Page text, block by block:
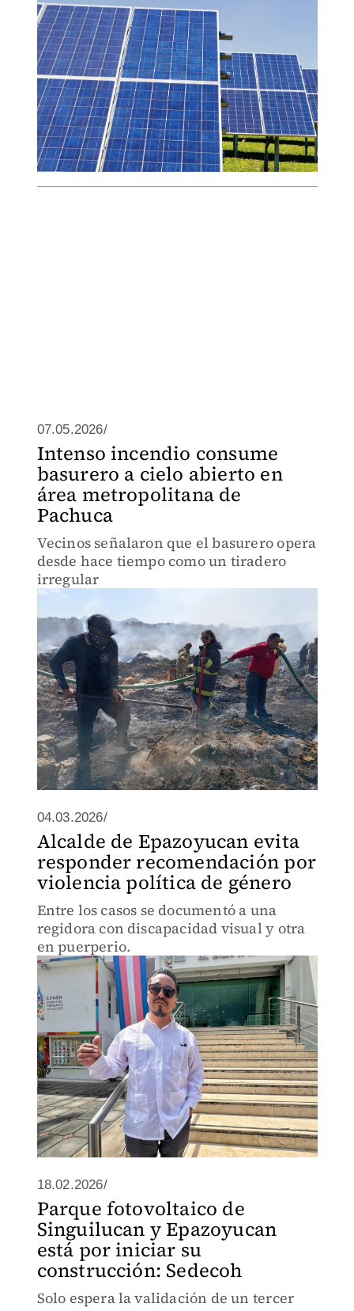
07.05.2026/
Intenso incendio consume
basurero a cielo abierto en
área metropolitana de
Pachuca
Vecinos señalaron que el basurero opera
desde hace tiempo como un tiradero
irregular
04.03.2026/
Alcalde de Epazoyucan evita
responder recomendación por
violencia política de género
Entre los casos se documentó a una
regidora con discapacidad visual y otra
en puerperio.
18.02.2026/
Parque fotovoltaico de
Singuilucan y Epazoyucan
está por iniciar su
construcción: Sedecoh
Solo espera la validación de un tercer